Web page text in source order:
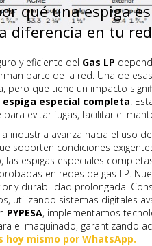
qué una espiga
diferencia en tu
y eficiente del Gas LP
parte de la red. Una de
pero que tiene un impacto
espiga especial completa.
para evitar fugas, facilitar el
industria avanza hacia el uso
soporten condiciones
las espigas especiales
en redes de gas LP.
y durabilidad prolongada.
utilizando sistemas digitales
PYPESA, implementamos
el maquinado, garantizando
hoy mismo por WhatsApp.